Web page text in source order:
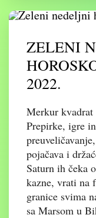
ZELENI
2022.
Merkur kvadrat
Prepirke, igre
pojačava i
Saturn ih čeka
kazne, vrati na
granice svima
sa Marsom u